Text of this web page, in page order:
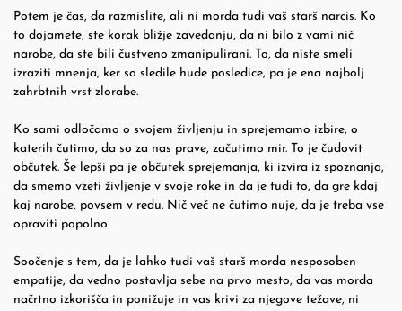
Potem je čas, da razmislite, ali ni morda tudi vaš starš narcis. Ko
to dojamete, ste korak bližje zavedanju, da ni bilo z vami nič
narobe, da ste bili čustveno zmanipulirani. To, da niste smeli
izraziti mnenja, ker so sledile hude posledice, pa je ena najbolj
zahrbtnih vrst zlorabe.
Ko sami odločamo o svojem življenju in sprejemamo izbire, o
katerih čutimo, da so za nas prave, začutimo mir. To je čudovit
občutek. Še lepši pa je občutek sprejemanja, ki izvira iz spoznanja,
da smemo vzeti življenje v svoje roke in da je tudi to, da gre kdaj
kaj narobe, povsem v redu. Nič več ne čutimo nuje, da je treba vse
opraviti popolno.
Soočenje s tem, da je lahko tudi vaš starš morda nesposoben
empatije, da vedno postavlja sebe na prvo mesto, da vas morda
načrtno izkorišča in ponižuje in vas krivi za njegove težave, ni